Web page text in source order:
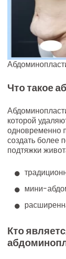
Что такое
которой
одновременно
создать более
подтяжки
мини-
Кто